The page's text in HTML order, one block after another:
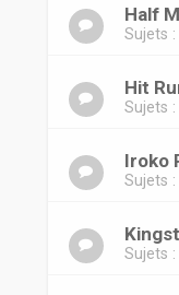
Half
Sujets :
Hit
Sujets :
Iroko
Sujets :
Sujets :